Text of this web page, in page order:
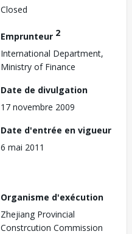
Closed
Emprunteur 2
International Department,
Ministry of Finance
Date de divulgation
17 novembre 2009
Date d'entrée en vigueur
6 mai 2011
Organisme d'exécution
Zhejiang Provincial
Constrcution Commission